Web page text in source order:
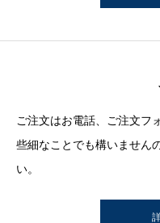
ご注文はお電話、ご注文フ
些細なことでも構いません
い。